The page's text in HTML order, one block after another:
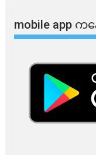
mobile app ​​က